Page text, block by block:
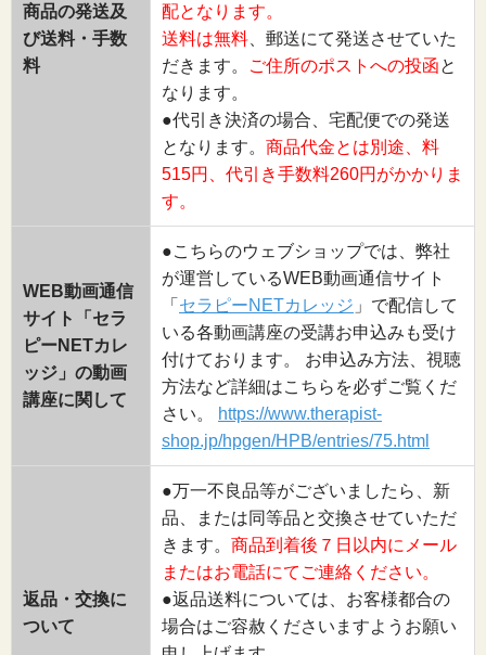
商品の発送及
び送料・手数
料
配となります。
送料は無料 、郵送にて発送させていた
だきます。
ご住所のポストへの投函と
なります。
●代引き決済の場合、宅配便での発送
となります。 商品代金とは別途、料
515円、代引き手数料260円がかかりま
す。
WEB動画通信
サイト「セラ
ピーNETカレ
ッジ」の動画
講座に関して
●こちらのウェブショップでは、弊社
が運営しているWEB動画通信サイト
「 セラピーNETカレッジ 」で配信して
いる各動画講座の受講お申込みも受け
付けております。 お申込み方法、視聴
方法など詳細はこちらを必ずご覧くだ
さい。
https://www.therapist-
shop.jp/hpgen/HPB/entries/75.html
返品・交換に
ついて
●万一不良品等がございましたら、新
品、または同等品と交換させていただ
きます。 商品到着後７日以内にメール
またはお電話にてご連絡ください。
●返品送料については、お客様都合の
場合はご容赦くださいますようお願い